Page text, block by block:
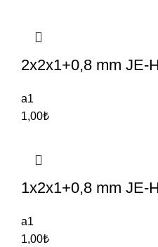
2x2x1+0,8 mm JE-
a1
1,00₺
1x2x1+0,8 mm JE-
a1
1,00₺